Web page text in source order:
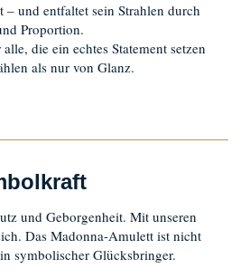
–und entfaltet sein Strahlen durch
Proportion.
alle, die ein echtes Statement setzen
als nur von Glanz.
und Geborgenheit. Mit unseren
Das Madonna-Amulett ist nicht
symbolischer Glücksbringer.